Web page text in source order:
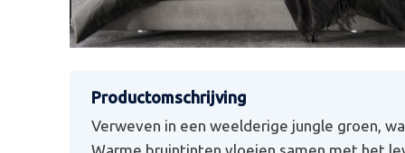
Verweven in een weelderige jungle groen,